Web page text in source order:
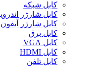
کابل شبکه
کابل شارژر
کابل شارژر آیفون
کابل برق
کابل VGA
کابل HDMI
کابل تلفن